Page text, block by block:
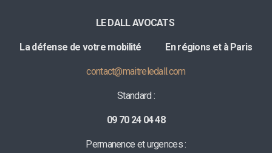
LE DALL AVOCATS
La défense de votre mobilité En régions et à Paris
contact@maitreledall.com
Standard :
09 70 24 04 48
Permanence et urgences :